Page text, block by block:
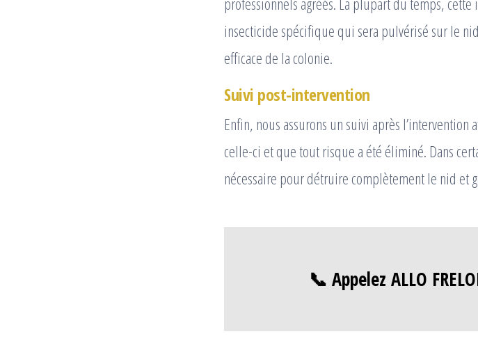
insecticide spécifique qui sera pulvérisé sur le
efficace de la colonie.
Suivi post-intervention
Enfin, nous assurons un suivi après
celle-ci et que tout risque a été éliminé. Dans
nécessaire pour détruire complètement le nid et
📞 Appelez ALLO